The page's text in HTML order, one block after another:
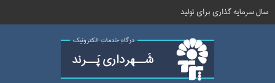
سال سرمایه گذاری برای تولید
درگاهِ خدماتِ الکترونیک
شَــهرداری پَــرند